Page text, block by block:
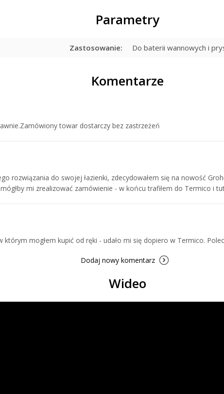
Parametry
Zastosowanie: Do baterii wannowych i
Komentarze
towar dostarczy bez zastrzeżeń
rozwiązania do swojej łazienki, zdecydowałem się na nowość
mi zrealizować zamówienie - w końcu trafiłem do Termico i
którym mogłem kupić od ręki - udało mi się dopiero w Termico.
Dodaj nowy komentarz
Wideo